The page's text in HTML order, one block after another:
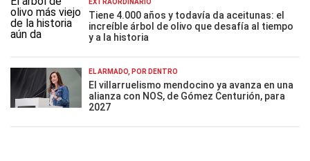
EXTRAORDINARIO
Tiene 4.000 años y todavía da aceitunas: el
increíble árbol de olivo que desafía al tiempo
y a la historia
EL ARMADO, POR DENTRO
El villarruelismo mendocino ya avanza en una
alianza con NOS, de Gómez Centurión, para
2027